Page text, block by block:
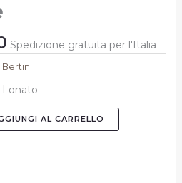
Spedizione gratuita per l'Italia
Bertini
Lonato
AL CARRELLO